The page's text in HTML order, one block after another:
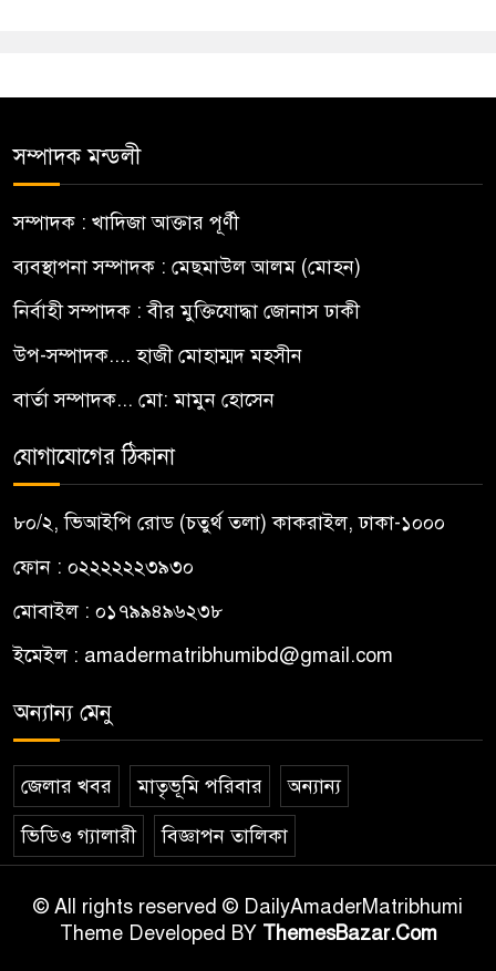
সম্পাদক মন্ডলী
সম্পাদক : খাদিজা আক্তার পূর্ণী
ব্যবস্থাপনা সম্পাদক : মেছমাউল আলম (মোহন)
নির্বাহী সম্পাদক : বীর মুক্তিযোদ্ধা জোনাস ঢাকী
উপ-সম্পাদক.... হাজী মোহাম্মদ মহসীন
বার্তা সম্পাদক... মো: মামুন হোসেন
যোগাযোগের ঠিকানা
৮০/২, ভিআইপি রোড (চতুর্থ তলা) কাকরাইল, ঢাকা-১০০০
ফোন : ০২২২২২২৩৯৩০
মোবাইল : ০১৭৯৯৪৯৬২৩৮
ইমেইল : amadermatribhumibd@gmail.com
অন্যান্য মেনু
জেলার খবর মাতৃভূমি পরিবার অন্যান্য
ভিডিও গ্যালারী বিজ্ঞাপন তালিকা
© All rights reserved © DailyAmaderMatribhumi
Theme Developed BY ThemesBazar.Com